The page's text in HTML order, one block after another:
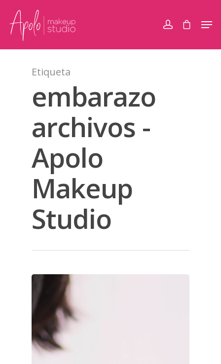
Etiqueta
embarazo
archivos -
Apolo
Makeup
Studio